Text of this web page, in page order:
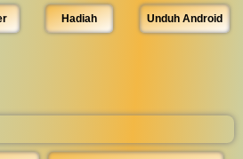
Hadiah Unduh Android